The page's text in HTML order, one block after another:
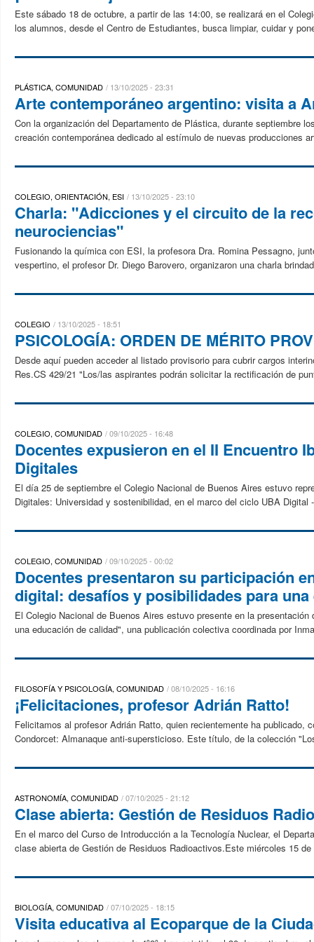
Este sábado 18 de octubre, a partir de las 14:00, se realizará en el
los alumnos, desde el Centro de Estudiantes, busca limpiar, cuidar y
PLÁSTICA, COMUNIDAD 13/10/2025 - 23:31
Arte contemporáneo argentino: visita a
Con la organización del Departamento de Plástica, durante septiembre
creación contemporánea dedicado al estímulo de nuevas producciones
COLEGIO, ORIENTACIÓN, ESI 13/10/2025 - 23:10
Charla: "Adicciones y el circuito de la
neurociencias"
Fusionando la química con ESI, la profesora Dra. Romina Pessagno,
vespertino, el profesor Dr. Diego Barovero, organizaron una charla
COLEGIO 13/10/2025 - 18:51
PSICOLOGÍA: ORDEN DE MÉRITO
Desde aquí pueden acceder al listado provisorio para cubrir cargos
Res.CS 429/21 "Los/las aspirantes podrán solicitar la rectificación de
COLEGIO, COMUNIDAD 09/10/2025 - 16:48
Docentes expusieron en el II Encuentro
Digitales
El día 25 de septiembre el Colegio Nacional de Buenos Aires estuvo
Digitales: Universidad y sostenibilidad, en el marco del ciclo UBA Digital
COLEGIO, COMUNIDAD 09/10/2025 - 00:02
Docentes presentaron su participación
digital: desafíos y posibilidades para
El Colegio Nacional de Buenos Aires estuvo presente en la
una educación de calidad", una publicación colectiva coordinada por
FILOSOFÍA Y PSICOLOGÍA, COMUNIDAD 08/10/2025 - 16:16
¡Felicitaciones, profesor Adrián Ratto!
Felicitamos al profesor Adrián Ratto, quien recientemente ha
Condorcet: Almanaque anti-supersticioso. Este título, de la colección
ASTRONOMÍA, COMUNIDAD 07/10/2025 - 21:12
Clase abierta: Gestión de Residuos
En el marco del Curso de Introducción a la Tecnología Nuclear, el
clase abierta de Gestión de Residuos Radioactivos.Este miércoles 15
BIOLOGÍA, COMUNIDAD 07/10/2025 - 18:15
Visita educativa al Ecoparque de la